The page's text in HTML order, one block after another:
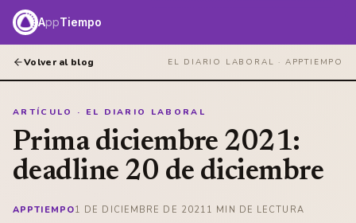
AppTiempo
Volver al blog EL DIARIO LABORAL · APPTIEMPO
ARTÍCULO · EL DIARIO LABORAL
Prima diciembre 2021:
deadline 20 de diciembre
APPTIEMPO1 DE DICIEMBRE DE 2021 1 MIN DE LECTURA